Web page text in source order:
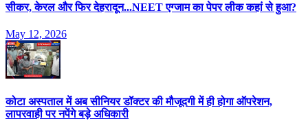
सीकर, केरल और फिर देहरादून...NEET एग्जाम का पेपर लीक कहां से हुआ?
May 12, 2026
कोटा अस्पताल में अब सीनियर डॉक्टर की मौजूदगी में ही होगा ऑपरेशन,
लापरवाही पर नपेंगे बड़े अधिकारी